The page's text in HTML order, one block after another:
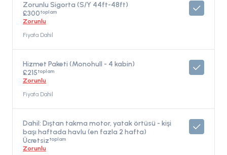
Zorunlu Sigorta (S/Y 44ft-48ft)
£300toplam
Zorunlu
Fiyata Dahil
Hizmet Paketi (Monohull - 4 kabin)
£215toplam
Zorunlu
Fiyata Dahil
Dahil: Dıştan takma motor, yatak örtüsü - kişi
başı haftada havlu (en fazla 2 hafta)
Ücretsiztoplam
Zorunlu